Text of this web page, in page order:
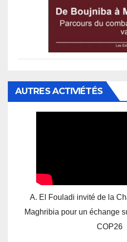
AUTRES ACTIVIÉTÉS
A. El Fouladi invité de la
Maghribia pour un échange
COP26